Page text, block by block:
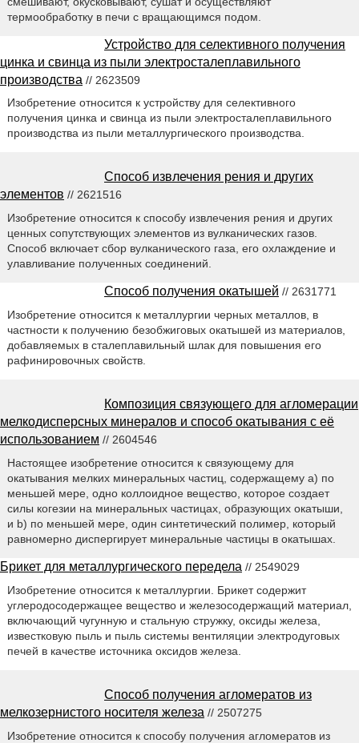
термообработку в печи с вращающимся подом.
Устройство для селективного получения
цинка и свинца из пыли электросталеплавильного
производства // 2623509
Изобретение относится к устройству для селективного
получения цинка и свинца из пыли электросталеплавильного
производства из пыли металлургического производства.
Способ извлечения рения и других
элементов // 2621516
Изобретение относится к способу извлечения рения и других
ценных сопутствующих элементов из вулканических газов.
Способ включает сбор вулканического газа, его охлаждение и
улавливание полученных соединений.
Способ получения окатышей // 2631771
Изобретение относится к металлургии черных металлов, в
частности к получению безобжиговых окатышей из материалов,
добавляемых в сталеплавильный шлак для повышения его
рафинировочных свойств.
Композиция связующего для агломерации
мелкодисперсных минералов и способ окатывания с её
использованием // 2604546
Настоящее изобретение относится к связующему для
окатывания мелких минеральных частиц, содержащему а) по
меньшей мере, одно коллоидное вещество, которое создает
силы когезии на минеральных частицах, образующих окатыши,
и b) по меньшей мере, один синтетический полимер, который
равномерно диспергирует минеральные частицы в окатышах.
Брикет для металлургического передела // 2549029
Изобретение относится к металлургии. Брикет содержит
углеродосодержащее вещество и железосодержащий материал,
включающий чугунную и стальную стружку, оксиды железа,
известковую пыль и пыль системы вентиляции электродуговых
печей в качестве источника оксидов железа.
Способ получения агломератов из
мелкозернистого носителя железа // 2507275
Изобретение относится к способу получения агломератов из